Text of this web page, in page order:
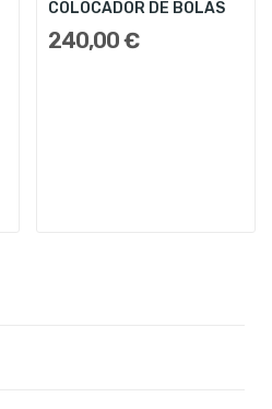
COLOCADOR DE BOLAS
240,00 €